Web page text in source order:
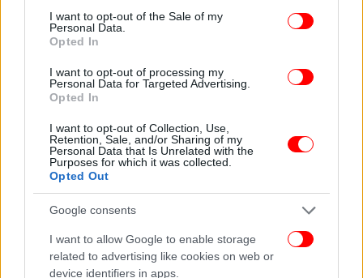
consent section.
I want to opt-out of the Sale of my
Personal Data.
Opted In
I want to opt-out of processing my
Personal Data for Targeted Advertising.
Opted In
I want to opt-out of Collection, Use,
Retention, Sale, and/or Sharing of my
Personal Data that Is Unrelated with the
Purposes for which it was collected.
Opted Out
Google consents
I want to allow Google to enable storage
related to advertising like cookies on web or
device identifiers in apps.
Ψάχνουν πώς άνοιξε ο κρατήρας σε χωριό στην
Αιτωλοακαρνανία -Εκκενώθηκαν σπίτια, «έχει βάθος 8
«Αττικόν»: ΕΔΕ για το αλλεργικό επεισόδιο που υπέστη
η 22χρονη μετά από χορήγηση λάθος αντιβιοτικού
Καντερές: Τα συμπεράσματα από τις δύο πρόσφατες
κακοκαιρίες -Τι δείχνουν τα στοιχεία για το νερό που
έπεσε στον Μόρνο